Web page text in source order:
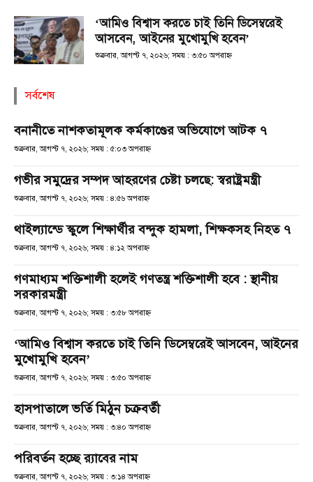
‘আমিও বিশ্বাস করতে চাই তিনি ডিসেম্বরেই
আসবেন, আইনের মুখোমুখি হবেন’
শুক্রবার, আগস্ট ৭, ২০২৬; সময় : ৩:৫০ অপরাহ্ণ
সর্বশেষ
বনানীতে নাশকতামূলক কর্মকাণ্ডের অভিযোগে আটক ৭
শুক্রবার, আগস্ট ৭, ২০২৬; সময় : ৫:০৩ অপরাহ্ণ
গভীর সমুদ্রের সম্পদ আহরণের চেষ্টা চলছে: স্বরাষ্ট্রমন্ত্রী
শুক্রবার, আগস্ট ৭, ২০২৬; সময় : ৪:৫৬ অপরাহ্ণ
থাইল্যান্ডে স্কুলে শিক্ষার্থীর বন্দুক হামলা, শিক্ষকসহ নিহত ৭
শুক্রবার, আগস্ট ৭, ২০২৬; সময় : ৪:১২ অপরাহ্ণ
গণমাধ্যম শক্তিশালী হলেই গণতন্ত্র শক্তিশালী হবে : স্থানীয়
সরকারমন্ত্রী
শুক্রবার, আগস্ট ৭, ২০২৬; সময় : ৩:৫৮ অপরাহ্ণ
‘আমিও বিশ্বাস করতে চাই তিনি ডিসেম্বরেই আসবেন, আইনের
মুখোমুখি হবেন’
শুক্রবার, আগস্ট ৭, ২০২৬; সময় : ৩:৫০ অপরাহ্ণ
হাসপাতালে ভর্তি মিঠুন চক্রবর্তী
শুক্রবার, আগস্ট ৭, ২০২৬; সময় : ৩:৪০ অপরাহ্ণ
পরিবর্তন হচ্ছে র‌্যাবের নাম
শুক্রবার, আগস্ট ৭, ২০২৬; সময় : ৩:১৪ অপরাহ্ণ